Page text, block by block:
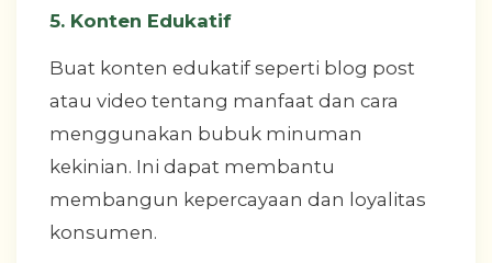
5. Konten Edukatif
Buat konten edukatif seperti blog post
atau video tentang manfaat dan cara
menggunakan bubuk minuman
kekinian. Ini dapat membantu
membangun kepercayaan dan loyalitas
konsumen.